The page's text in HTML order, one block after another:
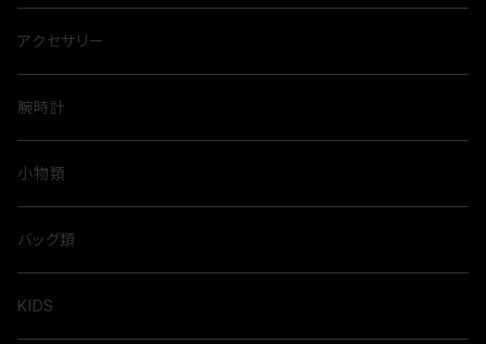
アクセサリー
腕時計
小物類
バッグ類
KIDS